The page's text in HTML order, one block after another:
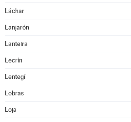
Láchar
Lanjarón
Lanteira
Lecrín
Lentegí
Lobras
Loja